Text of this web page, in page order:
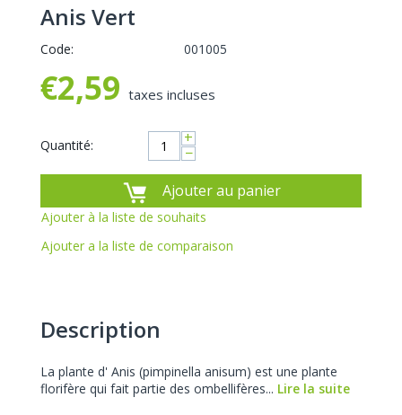
Anis Vert
Code: 001005
€2,59 taxes incluses
Quantité: +
−
Ajouter au panier
Ajouter à la liste de souhaits
Ajouter a la liste de comparaison
Description
La plante d' Anis (pimpinella anisum) est une plante
florifère qui fait partie des ombellifères... Lire la suite